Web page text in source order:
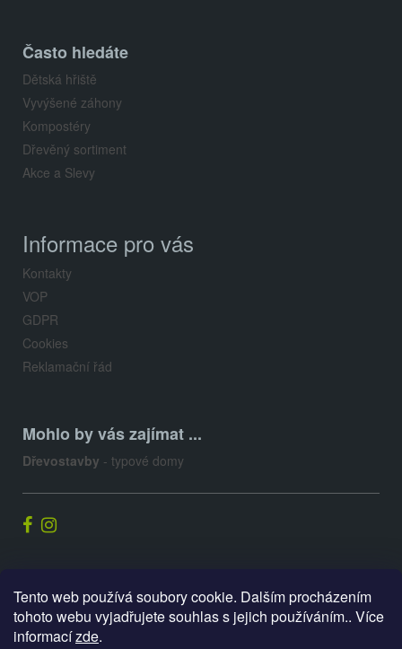
Tento web používá soubory cookie. Dalším procházením
tohoto webu vyjadřujete souhlas s jejich používáním.. Více
informacízde.
Často hledáte
Dětská hřiště
Vyvýšené záhony
Kompostéry
Dřevěný sortiment
Akce a Slevy
Informace pro vás
Kontakty
VOP
GDPR
Cookies
Reklamační řád
Mohlo by vás zajímat ...
Dřevostavby - typové domy